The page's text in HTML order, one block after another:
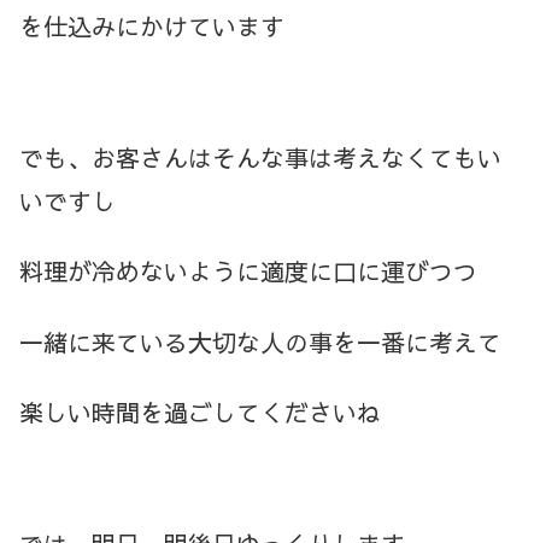
を仕込みにかけています
でも、お客さんはそんな事は考えなくてもい
いですし
料理が冷めないように適度に口に運びつつ
一緒に来ている大切な人の事を一番に考えて
楽しい時間を過ごしてくださいね